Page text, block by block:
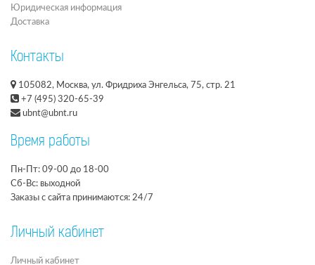
Юридическая информация
Доставка
Контакты
105082, Москва, ул. Фридриха Энгельса, 75, стр. 21
+7 (495) 320-65-39
ubnt@ubnt.ru
Время работы
Пн-Пт: 09-00 до 18-00
Сб-Вс: выходной
Заказы с сайта принимаются: 24/7
Личный кабинет
Личный кабинет